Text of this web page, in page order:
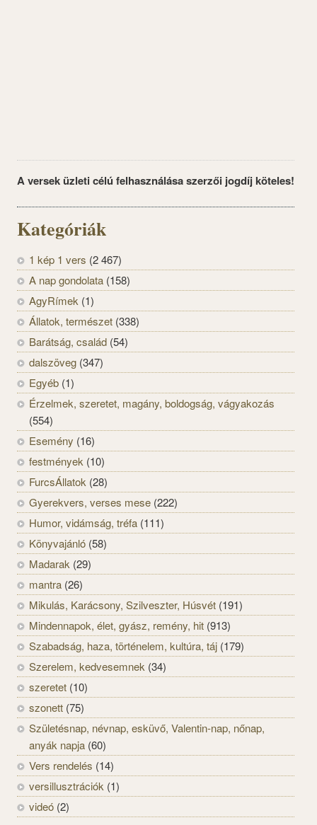
A versek üzleti célú felhasználása szerzői jogdíj köteles!
Kategóriák
1 kép 1 vers (2 467)
A nap gondolata (158)
AgyRímek (1)
Állatok, természet (338)
Barátság, család (54)
dalszöveg (347)
Egyéb (1)
Érzelmek, szeretet, magány, boldogság, vágyakozás
(554)
Esemény (16)
festmények (10)
FurcsÁllatok (28)
Gyerekvers, verses mese (222)
Humor, vidámság, tréfa (111)
Könyvajánló (58)
Madarak (29)
mantra (26)
Mikulás, Karácsony, Szilveszter, Húsvét (191)
Mindennapok, élet, gyász, remény, hit (913)
Szabadság, haza, történelem, kultúra, táj (179)
Szerelem, kedvesemnek (34)
szeretet (10)
szonett (75)
Születésnap, névnap, esküvő, Valentin-nap, nőnap,
anyák napja (60)
Vers rendelés (14)
versillusztrációk (1)
videó (2)